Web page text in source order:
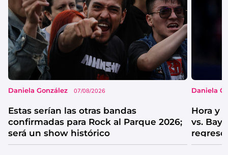
Daniela González 07/08/2026
Estas serían las otras bandas
confirmadas para Rock al Parque 2026;
será un show histórico
Daniela
Hora y
vs.
regreso